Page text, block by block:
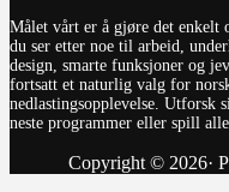
Målet vårt er å gjøre det enkelt
du ser etter noe til arbeid,
design, smarte funksjoner og
fortsatt et naturlig valg for
nedlastingsopplevelse. Utforsk
neste programmer eller spill
Copyright © 2026·